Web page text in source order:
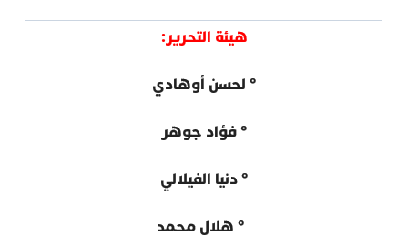
هيئة التحرير:
° لحسن أوهادي
° فؤاد جوهر
° دنيا الفيلالي
° هلال محمد